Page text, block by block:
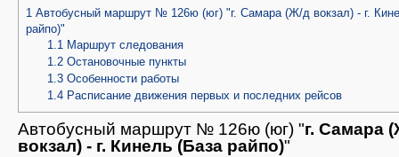
1 Автобусный маршрут № 126ю (юг) "г. Самара (Ж/д вокзал) - г.
райпо)"
1.1 Маршрут следования
1.2 Остановочные пункты
1.3 Особенности работы
1.4 Расписание движения первых и последних рейсов
Автобусный маршрут № 126ю (юг) "г. Самара
вокзал) - г. Кинель (База райпо)"